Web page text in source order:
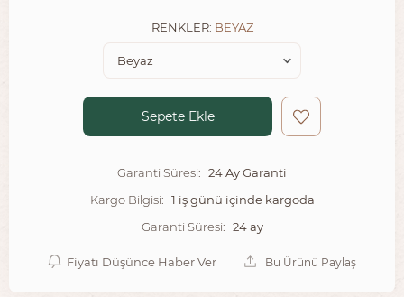
RENKLER: BEYAZ
Sepete Ekle
Garanti Süresi: 24 Ay Garanti
Kargo Bilgisi: 1 iş günü içinde kargoda
Garanti Süresi: 24 ay
Fiyatı Düşünce Haber Ver Bu Ürünü Paylaş